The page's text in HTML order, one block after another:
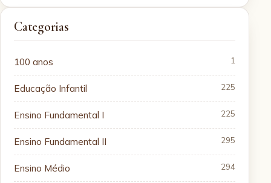
Categorias
100 anos 1
Educação Infantil 225
Ensino Fundamental I 225
Ensino Fundamental II 295
Ensino Médio 294